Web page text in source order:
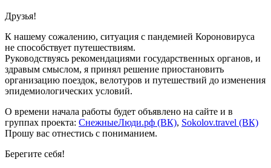
Друзья!
К нашему сожалению, ситуация с пандемией Короновируса
не способствует путешествиям.
Руководствуясь рекомендациями государственных органов, и
здравым смыслом, я принял решение приостановить
организацию поездок, велотуров и путешествий до изменения
эпидемиологических условий.
О времени начала работы будет объявлено на сайте и в
группах проекта: СнежныеЛюди.рф (ВК), Sokolov.travel (ВК)
Прошу вас отнестись с пониманием.
Берегите себя!